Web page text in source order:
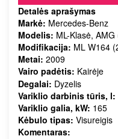
Detalės aprašymas
Markė: Mercedes-Benz
Modelis: ML-Klasė,
Modifikacija: ML W164
Metai: 2009
Vairo padėtis: Kairėje
Degalai: Dyzelis
Variklio darbinis tūris, l:
Variklio galia, kW: 165
Kėbulo tipas: Visureigis
Komentaras: